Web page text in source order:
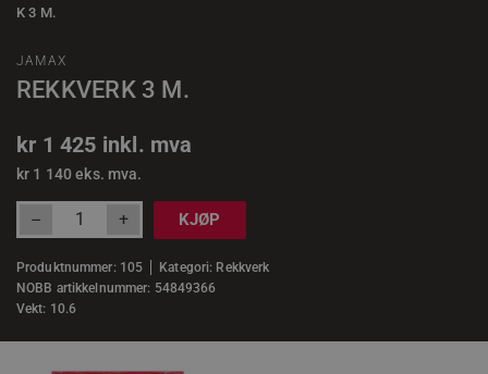
K 3 M.
JAMAX
REKKVERK 3 M.
kr 1 425 inkl. mva
kr 1 140eks. mva.
– + KJØP
Produktnummer: 105 Kategori: Rekkverk
NOBB artikkelnummer: 54849366
Vekt: 10.6